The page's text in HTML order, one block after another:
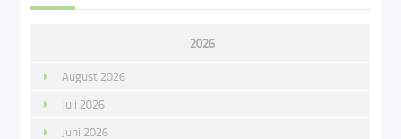
2026
August 2026
Juli 2026
Juni 2026